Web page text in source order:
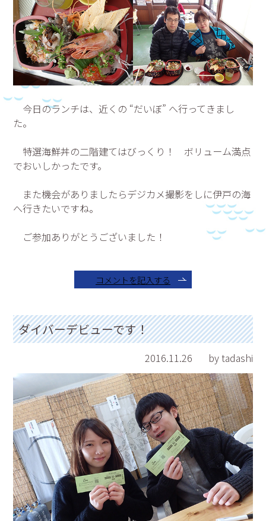
今日のランチは、近くの “だいぼ” へ行ってきまし
た。
特選海鮮丼の二階建てはびっくり！ ボリューム満点
でおいしかったです。
また機会がありましたらデジカメ撮影をしに伊戸の海
へ行きたいですね。
ご参加ありがとうございました！
コメントを記入する
ダイバーデビューです！
2016.11.26 by tadashi